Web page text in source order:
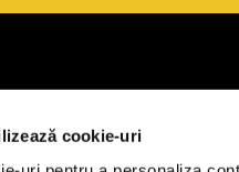
cookie-uri